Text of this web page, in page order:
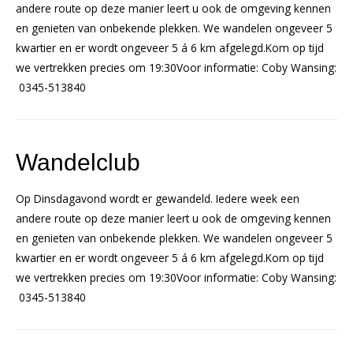
andere route op deze manier leert u ook de omgeving kennen
en genieten van onbekende plekken. We wandelen ongeveer 5
kwartier en er wordt ongeveer 5 á 6 km afgelegd.Kom op tijd
we vertrekken precies om 19:30Voor informatie: Coby Wansing:
0345-513840
Wandelclub
Op Dinsdagavond wordt er gewandeld. Iedere week een
andere route op deze manier leert u ook de omgeving kennen
en genieten van onbekende plekken. We wandelen ongeveer 5
kwartier en er wordt ongeveer 5 á 6 km afgelegd.Kom op tijd
we vertrekken precies om 19:30Voor informatie: Coby Wansing:
0345-513840